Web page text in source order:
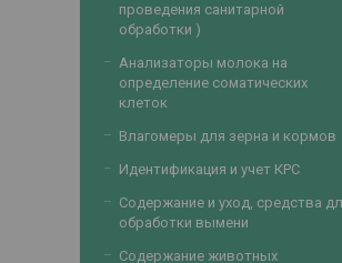
проведения санитарной
обработки )
Анализаторы молока на
определение соматических
клеток
Влагомеры для зерна и кормов
Идентификация и учет КРС
Содержание и уход, средства
обработки вымени
Содержание животных